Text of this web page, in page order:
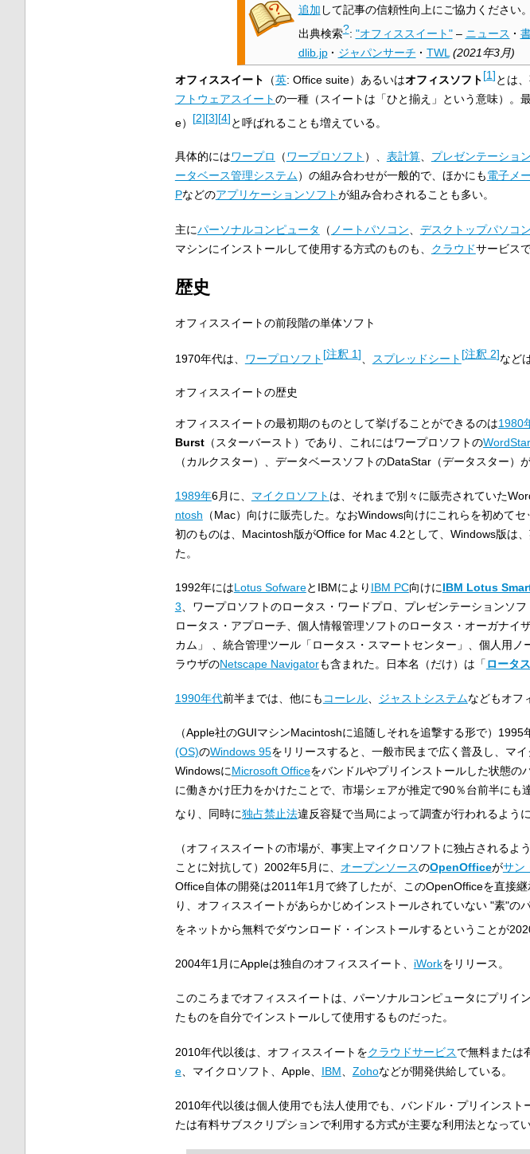
追加 して記事の信頼性向上にご協力ください。
出典検索?: "オフィススイート" – ニュース ·
dlib.jp · ジャパンサーチ · TWL (2021年3月)
オフィススイート （英: Office suite）あるいはオフィスソフト[1]とは
フトウェアスイートの一種（スイートは「ひと揃え」という意味）。
e） [2][3][4]と呼ばれることも増えている。
具体的にはワープロ （ワープロソフト ）、 表計算、 プレゼンテーション
ータベース管理システム）の組み合わせが一般的で、ほかにも電子メ
Pなどのアプリケーションソフトが組み合わされることも多い。
主にパーソナルコンピュータ （ ノートパソコン デスクトップパソコン
マシンにインストールして使用する方式のものも、 クラウドサービス
歴史
オフィススイートの前段階の単体ソフト
1970年代は、 ワープロソフト [注釈 1] スプレッドシート [注釈 2]など
オフィススイートの歴史
オフィススイートの最初期のものとして挙げることができるのは1980
Burst（スターバースト）であり、これにはワープロソフトのWordStar
（カルクスター）、データベースソフトのDataStar（データスター）
1989年6月に、 マイクロソフト は、それまで別々に販売されていた
ntosh （Mac）向けに販売した。なおWindows向けにこれらを初めて
初のものは、Macintosh版がOffice for Mac 4.2として、Windows版は
た。
1992年にはLotus SofwareとIBMにより IBM PC向けにIBM Lotus
3 、ワープロソフトのロータス・ワードプロ、プレゼンテーションソ
ロータス・アプローチ、個人情報管理ソフトのロータス・オーガナイ
カム」 、統合管理ツール「ロータス・スマートセンター」、個人用
ラウザのNetscape Navigatorも含まれた。日本名（だけ）は「 ロータ
1990年代前半までは、他にも コーレル、 ジャストシステムなどもオフ
（Apple社のGUIマシンMacintoshに追随しそれを追撃する形で）1995
(OS)のWindows 95をリリースすると、一般市民まで広く普及し、マ
WindowsにMicrosoft Officeをバンドルやプリインストールした状態の
に働きかけ圧力をかけたことで、市場シェアが推定で90％台前半にも
なり、同時に独占禁止法違反容疑で当局によって調査が行われるよう
（オフィススイートの市場が、事実上マイクロソフトに独占される
ことに対抗して）2002年5月に、 オープンソースのOpenOfficeがサン
Office自体の開発は2011年1月で終了したが、このOpenOfficeを直接
り、オフィススイートがあらかじめインストールされていない "素"
をネットから無料でダウンロード・インストールするということが
2004年1月にAppleは独自のオフィススイート、 iWorkをリリース。
このころまでオフィススイートは、パーソナルコンピュータにプリイ
たものを自分でインストールして使用するものだった。
2010年代以後は、オフィススイートをクラウドサービスで無料または
e、マイクロソフト、Apple、 IBM Zohoなどが開発供給している。
2010年代以後は個人使用でも法人使用でも、バンドル・プリインスト
たは有料サブスクリプションで利用する方式が主要な利用法となってい